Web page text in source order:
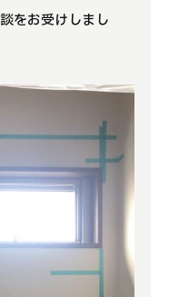
をお受けしまし